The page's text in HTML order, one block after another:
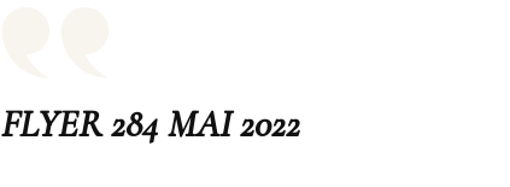
FLYER 284 MAI 2022